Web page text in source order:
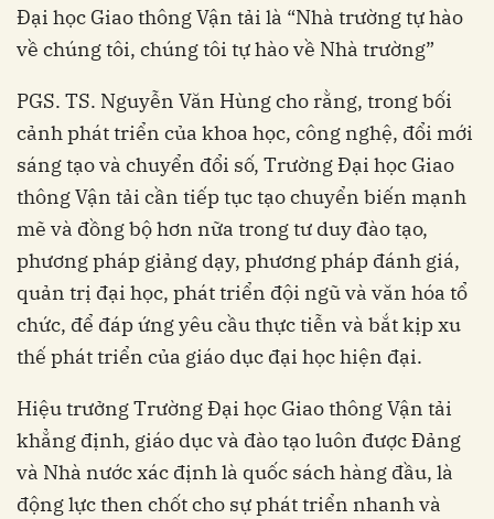
Đại học Giao thông Vận tải là “Nhà trường tự hào
về chúng tôi, chúng tôi tự hào về Nhà trường”
PGS. TS. Nguyễn Văn Hùng cho rằng, trong bối
cảnh phát triển của khoa học, công nghệ, đổi mới
sáng tạo và chuyển đổi số, Trường Đại học Giao
thông Vận tải cần tiếp tục tạo chuyển biến mạnh
mẽ và đồng bộ hơn nữa trong tư duy đào tạo,
phương pháp giảng dạy, phương pháp đánh giá,
quản trị đại học, phát triển đội ngũ và văn hóa tổ
chức, để đáp ứng yêu cầu thực tiễn và bắt kịp xu
thế phát triển của giáo dục đại học hiện đại.
Hiệu trưởng Trường Đại học Giao thông Vận tải
khẳng định, giáo dục và đào tạo luôn được Đảng
và Nhà nước xác định là quốc sách hàng đầu, là
động lực then chốt cho sự phát triển nhanh và